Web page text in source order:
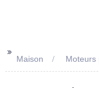
>>
Maison Moteurs